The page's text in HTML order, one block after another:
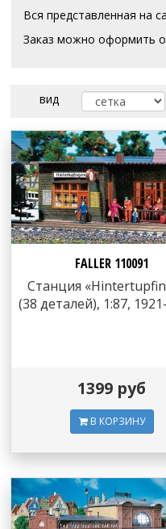
Вся представленная на
Заказ можно оформить
вид
FALLER 110091
Станция
(38 деталей), 1:87,
1399 руб
В КОРЗИНУ